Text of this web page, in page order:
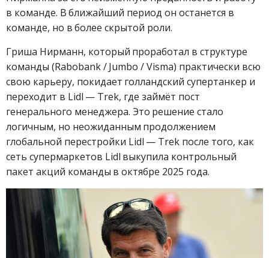
в команде. В ближайший период он останется в
команде, но в более скрытой роли.
Гриша Нирманн, который проработал в структуре
команды (Rabobank / Jumbo / Visma) практически всю
свою карьеру, покидает голландский супертанкер и
переходит в Lidl — Trek, где займёт пост
генерального менеджера. Это решение стало
логичным, но неожиданным продолжением
глобальной перестройки Lidl — Trek после того, как
сеть супермаркетов Lidl выкупила контрольный
пакет акций команды в октябре 2025 года.